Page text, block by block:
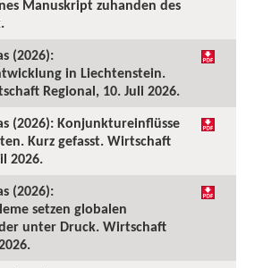
Manuskript zuhanden des
(2026):
in Liechtenstein.
Regional, 10. Juli 2026.
(2026): Konjunktureinflüsse
Kurz gefasst. Wirtschaft
2026.
(2026):
setzen globalen
unter Druck. Wirtschaft